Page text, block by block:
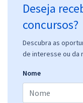
Deseja
concursos?
Descubra as
de interesse ou da
Nome